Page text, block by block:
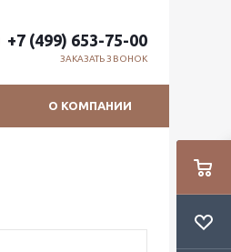
+7 (499) 653-75-00
ЗАКАЗАТЬ ЗВОНОК
О КОМПАНИИ